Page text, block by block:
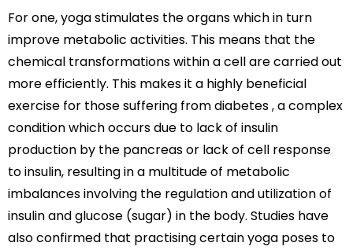
For one, yoga stimulates the organs which in turn
improve metabolic activities. This means that the
chemical transformations within a cell are carried out
more efficiently. This makes it a highly beneficial
exercise for those suffering from diabetes , a complex
condition which occurs due to lack of insulin
production by the pancreas or lack of cell response
to insulin, resulting in a multitude of metabolic
imbalances involving the regulation and utilization of
insulin and glucose (sugar) in the body. Studies have
also confirmed that practising certain yoga poses to